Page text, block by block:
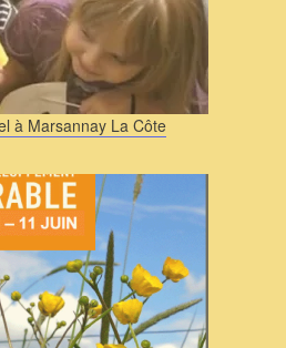
à Marsannay La Côte